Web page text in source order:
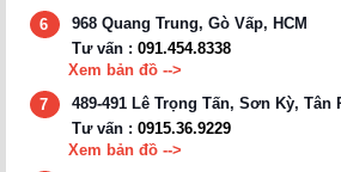
6
968 Quang Trung, Gò Vấp, HCM
Tư vấn : 091.454.8338
Xem bản đồ -->
7
489-491 Lê Trọng Tấn, Sơn Kỳ, Tân
Tư vấn : 0915.36.9229
Xem bản đồ -->